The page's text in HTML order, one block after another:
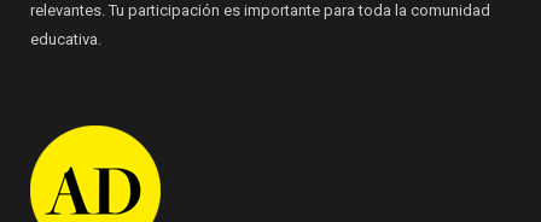
relevantes. Tu participación es importante para toda la comunidad
educativa.